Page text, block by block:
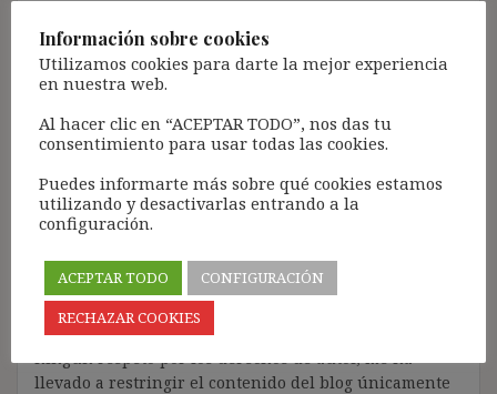
Ley 9/2017 de Contratos del
Sector Público y
subrogación de empresa
13 noviembre, 2017 ibdehere Comentarios Jurisprudencia
Nota:
El propósito de este blog es compartir contenido de
La proliferación de empresas que utilizan la
Inteligencia Artificial Generativa (IAG) con ánimo de
lucro y que se apropian del contenido de terceros sin
llevado a restringir el contenido del blog únicamente
Información sobre cookies
Utilizamos cookies para darte la mejor experiencia
en nuestra web.
Al hacer clic en “ACEPTAR TODO”, nos das tu
consentimiento para usar todas las cookies.
Puedes informarte más sobre qué cookies estamos
utilizando y desactivarlas entrando a la
configuración.
ACEPTAR TODO
CONFIGURACIÓN
RECHAZAR COOKIES